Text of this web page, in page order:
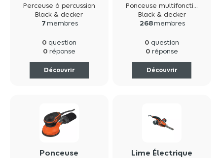
BEH850KA32-QS
850W
Perceuse à percussion
Black & decker
7 membres
0 question
0 réponse
Découvrir
BEW200K-QS
200W
Ponceuse multifonction
Black & decker
268membres
0 question
0 réponse
Découvrir
Ponceuse
Lime Électrique